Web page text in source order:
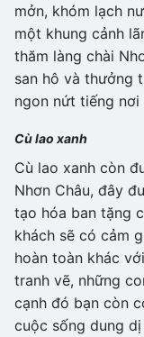
mởn, khóm lạch
một khung cảnh
thăm làng chài
san hô và thưởng
ngon nứt tiếng nơi
Cù lao xanh
Cù lao xanh còn
Nhơn Châu, đây
tạo hóa ban tặng
khách sẽ có cảm
hoàn toàn khác
tranh vẽ, những
cạnh đó bạn còn
cuộc sống dung